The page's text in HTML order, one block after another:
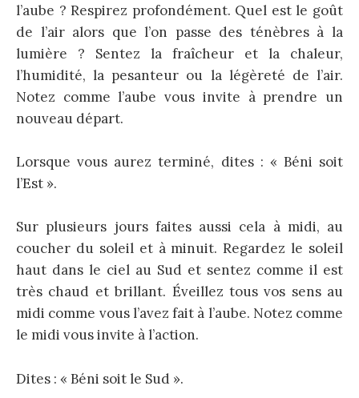
l’aube ? Respirez profondément. Quel est le goût
de l’air alors que l’on passe des ténèbres à la
lumière ? Sentez la fraîcheur et la chaleur,
l’humidité, la pesanteur ou la légèreté de l’air.
Notez comme l’aube vous invite à prendre un
nouveau départ.
Lorsque vous aurez terminé, dites : « Béni soit
l’Est ».
Sur plusieurs jours faites aussi cela à midi, au
coucher du soleil et à minuit. Regardez le soleil
haut dans le ciel au Sud et sentez comme il est
très chaud et brillant. Éveillez tous vos sens au
midi comme vous l’avez fait à l’aube. Notez comme
le midi vous invite à l’action.
Dites : « Béni soit le Sud ».